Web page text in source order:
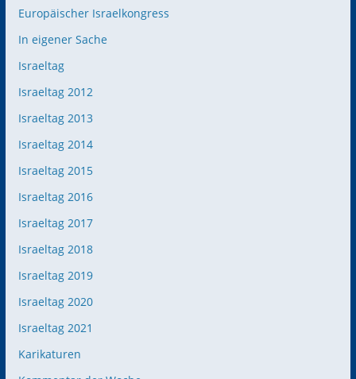
Europäischer Israelkongress
In eigener Sache
Israeltag
Israeltag 2012
Israeltag 2013
Israeltag 2014
Israeltag 2015
Israeltag 2016
Israeltag 2017
Israeltag 2018
Israeltag 2019
Israeltag 2020
Israeltag 2021
Karikaturen